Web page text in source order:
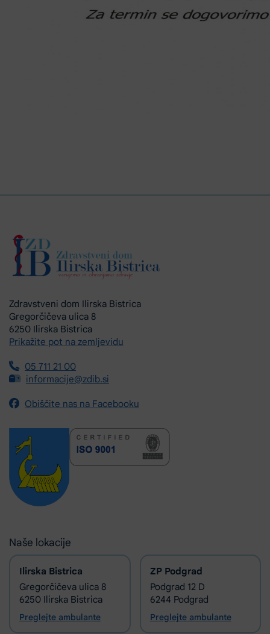
Zdravstveni dom Ilirska Bistrica
Gregorčičeva ulica 8
6250 Ilirska Bistrica
Prikažite pot na zemljevidu
05 711 21 00
informacije@zdib.si
Obiščite nas na Facebooku
Naše lokacije
Ilirska Bistrica
Gregorčičeva ulica 8
6250 Ilirska Bistrica
Preglejte ambulante
ZP Podgrad
Podgrad 12 D
6244 Podgrad
Preglejte ambulante